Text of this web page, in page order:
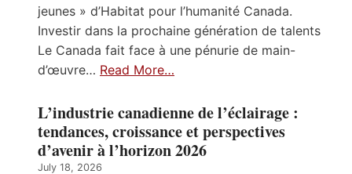
jeunes » d’Habitat pour l’humanité Canada.
Investir dans la prochaine génération de talents
Le Canada fait face à une pénurie de main-
d’œuvre… Read More…
L’industrie canadienne de l’éclairage :
tendances, croissance et perspectives
d’avenir à l’horizon 2026
July 18, 2026